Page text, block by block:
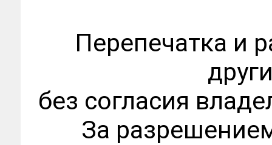
Перепечатка и
без согласия
За